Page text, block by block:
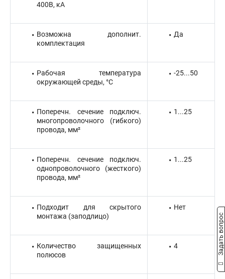
400В, кА
Возможна дополнит.
комплектация
Да
Рабочая температура
окружающей среды, °C
-25...50
Поперечн. сечение подключ.
многопроволочного (гибкого)
провода, мм²
1...25
Поперечн. сечение подключ.
однопроволочного (жесткого)
провода, мм²
1...25
Подходит для скрытого
монтажа (заподлицо)
Нет
Количество защищенных
полюсов
4 Задать вопрос